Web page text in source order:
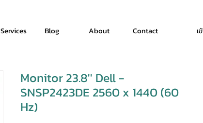
Services Blog About Contact เ
Monitor 23.8'' Dell -
SNSP2423DE 2560 x 1440 (60
Hz)